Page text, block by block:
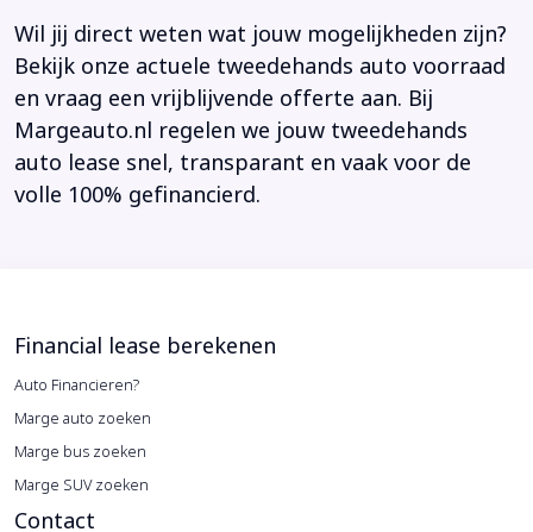
Wil jij direct weten wat jouw mogelijkheden zijn?
Bekijk onze actuele tweedehands auto voorraad
en vraag een vrijblijvende offerte aan. Bij
Margeauto.nl regelen we jouw tweedehands
auto lease snel, transparant en vaak voor de
volle 100% gefinancierd.
Financial lease berekenen
Auto Financieren?
Marge auto zoeken
Marge bus zoeken
Marge SUV zoeken
Contact